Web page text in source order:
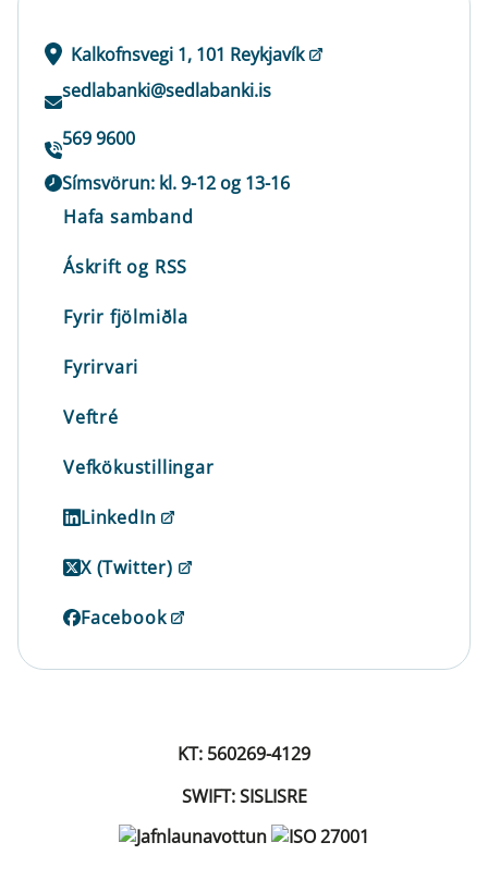
Kalkofnsvegi 1, 101 Reykjavík
sedlabanki@sedlabanki.is
569 9600
Símsvörun: kl. 9-12 og 13-16
Hafa samband
Áskrift og RSS
Fyrir fjölmiðla
Fyrirvari
Veftré
Vefkökustillingar
LinkedIn
X (Twitter)
Facebook
KT: 560269-4129
SWIFT: SISLISRE